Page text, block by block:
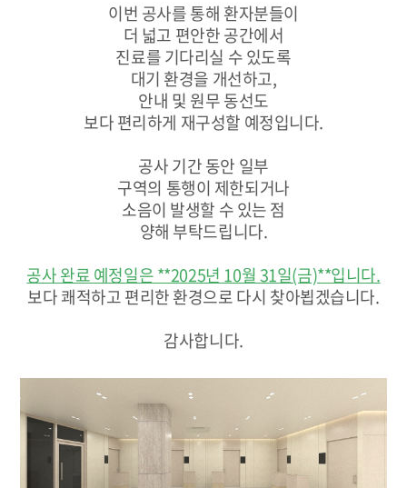
이번 공사를 통해 환자분들이
더 넓고 편안한 공간에서
진료를 기다리실 수 있도록
대기 환경을 개선하고,
안내 및 원무 동선도
보다 편리하게 재구성할 예정입니다.
공사 기간 동안 일부
구역의 통행이 제한되거나
소음이 발생할 수 있는 점
양해 부탁드립니다.
공사 완료 예정일은 **2025년 10월 31일(금)**입니다.
보다 쾌적하고 편리한 환경으로 다시 찾아뵙겠습니다.
감사합니다.